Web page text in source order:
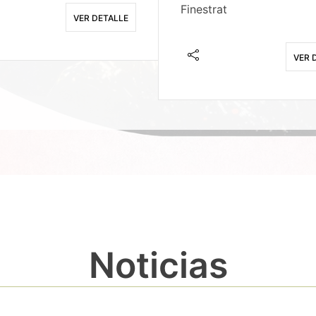
VER DETALLE
Finestrat
VER
Noticias